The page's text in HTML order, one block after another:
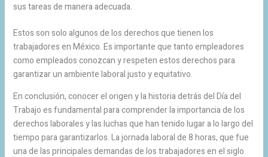
sus tareas de manera adecuada.
Estos son solo algunos de los derechos que tienen los
trabajadores en México. Es importante que tanto empleadores
como empleados conozcan y respeten estos derechos para
garantizar un ambiente laboral justo y equitativo.
En conclusión, conocer el origen y la historia detrás del Día del
Trabajo es fundamental para comprender la importancia de los
derechos laborales y las luchas que han tenido lugar a lo largo del
tiempo para garantizarlos. La jornada laboral de 8 horas, que fue
una de las principales demandas de los trabajadores en el siglo